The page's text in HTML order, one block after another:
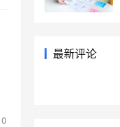
0
最新评论